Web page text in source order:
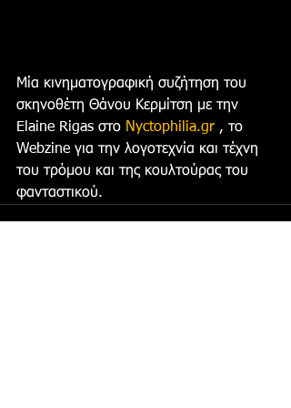
Μία κινηματογραφική συζήτηση του
σκηνοθέτη Θάνου Κερμίτση με την
Elaine Rigas στο Nyctophilia.gr , το
Webzine για την λογοτεχνία και τέχνη
του τρόμου και της κουλτούρας του
φανταστικού.